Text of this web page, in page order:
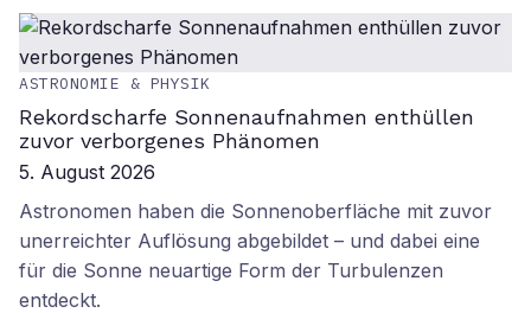
ASTRONOMIE & PHYSIK
Rekordscharfe Sonnenaufnahmen enthüllen
zuvor verborgenes Phänomen
5. August 2026
Astronomen haben die Sonnenoberfläche mit zuvor
unerreichter Auflösung abgebildet – und dabei eine
für die Sonne neuartige Form der Turbulenzen
entdeckt.